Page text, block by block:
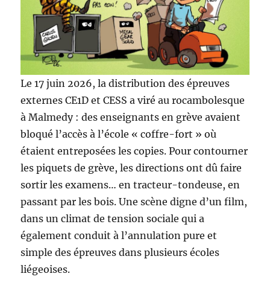
Le 17 juin 2026, la distribution des épreuves
externes CE1D et CESS a viré au rocambolesque
à Malmedy : des enseignants en grève avaient
bloqué l’accès à l’école « coffre-fort » où
étaient entreposées les copies. Pour contourner
les piquets de grève, les directions ont dû faire
sortir les examens… en tracteur-tondeuse, en
passant par les bois. Une scène digne d’un film,
dans un climat de tension sociale qui a
également conduit à l’annulation pure et
simple des épreuves dans plusieurs écoles
liégeoises.